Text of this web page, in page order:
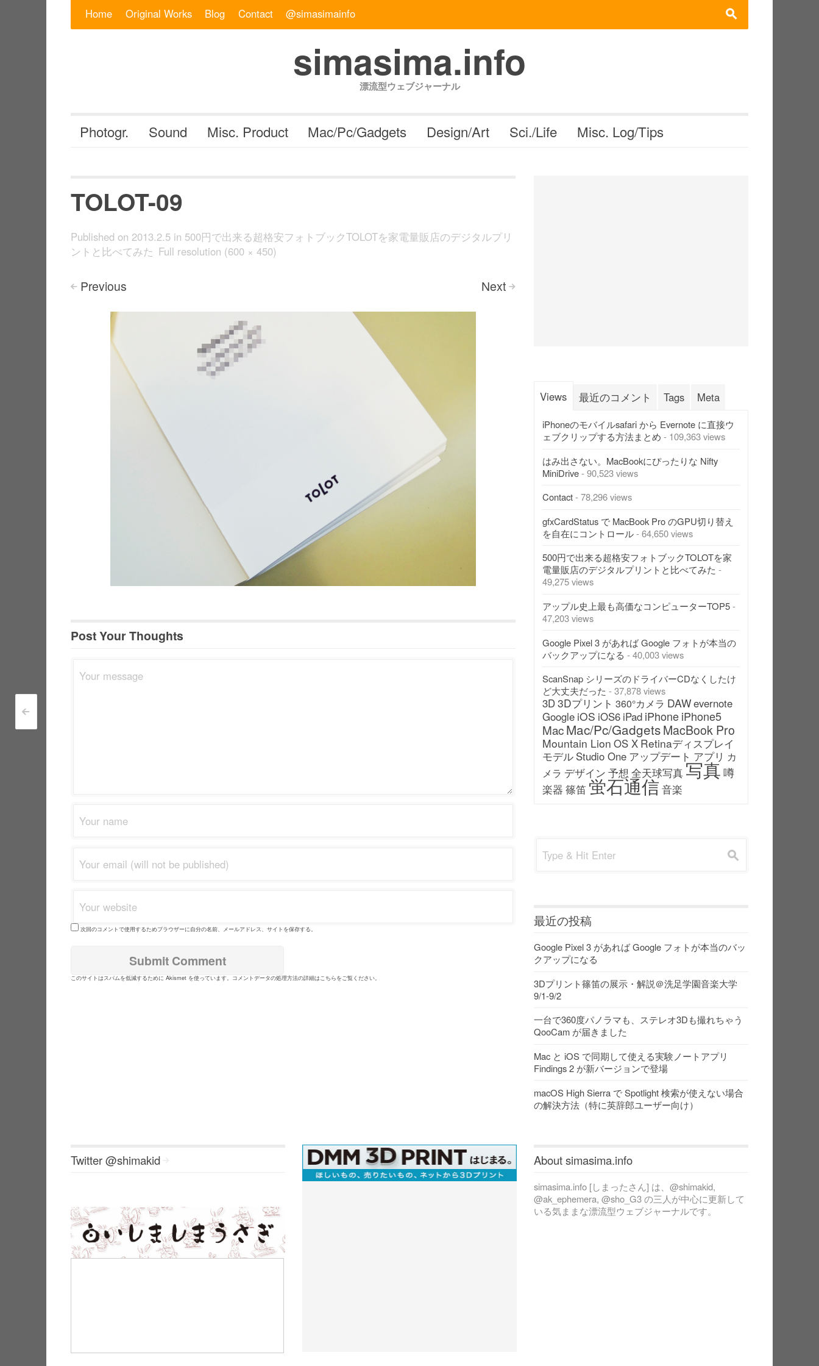
s
Home Original Works Blog Contact @simasimainfo
simasima.info
漂流型ウェブジャーナル
Photogr. Sound Misc. Product Mac/Pc/Gadgets Design/Art Sci./Life Misc. Log/Tips
<
TOLOT-09
Published on 2013.2.5 in 500円で出来る超格安フォトブックTOLOTを家電量販店のデジタルプリ
ントと比べてみた Full resolution (600 × 450)
< Previous Next >
Post Your Thoughts
次回のコメントで使用するためブラウザーに自分の名前、メールアドレス、サイトを保存する。
このサイトはスパムを低減するために Akismet を使っています。 コメントデータの処理方法の詳細はこちらをご覧ください
Views 最近のコメント Tags Meta
iPhoneのモバイルsafari から Evernote に直接ウ
ェブクリップする方法まとめ - 109,363 views
はみ出さない。MacBookにぴったりな Nifty
MiniDrive- 90,523 views
Contact- 78,296 views
gfxCardStatus で MacBook Pro のGPU切り替え
を自在にコントロール- 64,650 views
500円で出来る超格安フォトブックTOLOTを家
電量販店のデジタルプリントと比べてみた -
49,275 views
アップル史上最も高価なコンピューターTOP5-
47,203 views
Google Pixel 3 があれば Google フォトが本当の
バックアップになる - 40,003 views
ScanSnap シリーズのドライバーCDなくしたけ
ど大丈夫だった - 37,878 views
3D3Dプリント 360°カメラ DAWevernote
Google iOS iOS6 iPad iPhoneiPhone5
MacMac/Pc/GadgetsMacBook Pro
Mountain Lion OS X Retinaディスプレイ
モデル Studio One アップデート アプリ カ
メラ デザイン 予想 全天球写真写真噂
楽器 篠笛 蛍石通信音楽
s
最近の投稿
Google Pixel 3 があれば Google フォトが本当のバッ
クアップになる
3Dプリント篠笛の展示・解説＠洗足学園音楽大学
9/1-9/2
一台で360度パノラマも、ステレオ3Dも撮れちゃう
QooCam が届きました
Mac と iOS で同期して使える実験ノートアプリ
Findings 2 が新バージョンで登場
macOS High Sierra で Spotlight 検索が使えない場合
の解決方法（特に英辞郎ユーザー向け）
Twitter @shimakid About simasima.info
simasima.info [しまったさん] は、@shimakid,
@ak_ephemera, @sho_G3 の三人が中心に更新して
いる気ままな漂流型ウェブジャーナルです。